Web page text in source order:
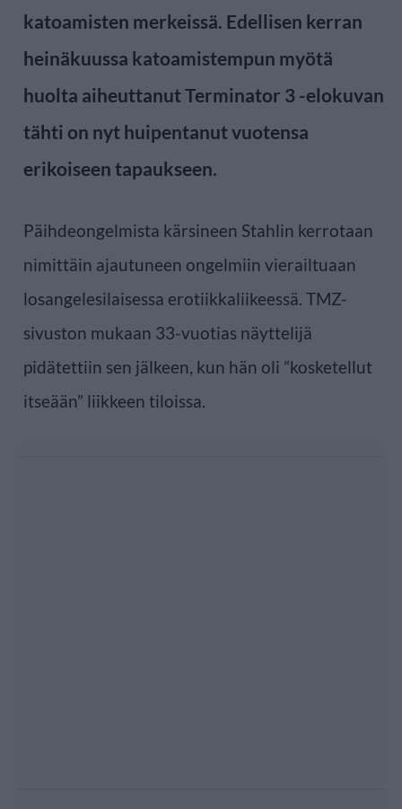
katoamisten merkeissä. Edellisen kerran
heinäkuussa katoamistempun myötä
huolta aiheuttanut Terminator 3 -elokuvan
tähti on nyt huipentanut vuotensa
erikoiseen tapaukseen.
Päihdeongelmista kärsineen Stahlin kerrotaan
nimittäin ajautuneen ongelmiin vierailtuaan
losangelesilaisessa erotiikkaliikeessä. TMZ-
sivuston mukaan 33-vuotias näyttelijä
pidätettiin sen jälkeen, kun hän oli ”kosketellut
itseään” liikkeen tiloissa.